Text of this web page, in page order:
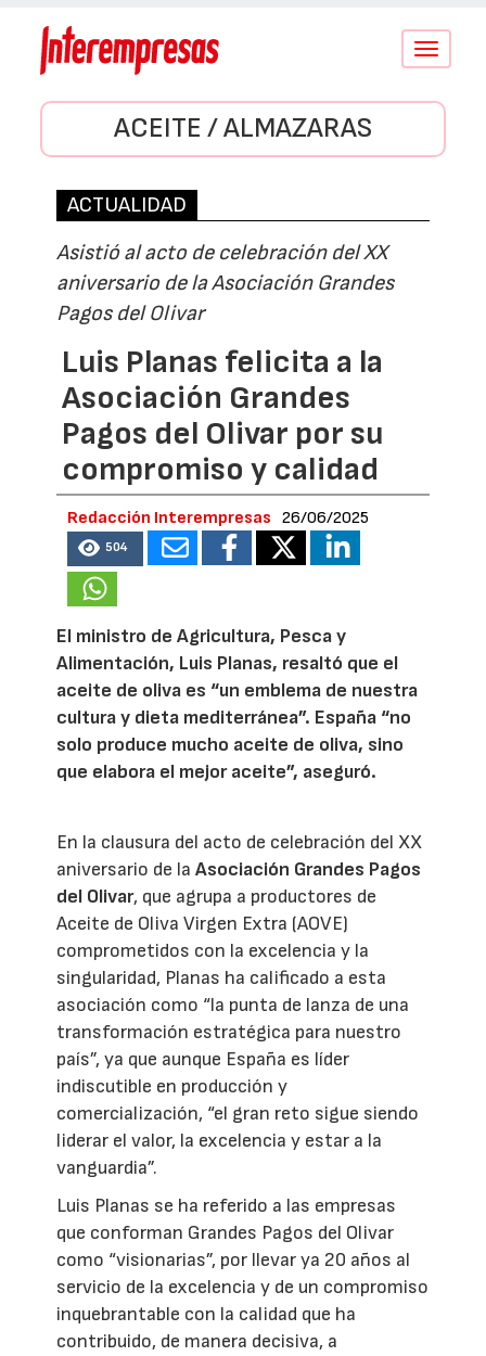
Conmutar
ACEITE / ALMAZARAS
ACTUALIDAD
Asistió al acto de celebración del XX
aniversario de la Asociación Grandes
Pagos del Olivar
Luis Planas felicita a la
Asociación Grandes
Pagos del Olivar por su
compromiso y calidad
Redacción Interempresas 26/06/2025
504
El ministro de Agricultura, Pesca y
Alimentación, Luis Planas, resaltó que el
aceite de oliva es “un emblema de nuestra
cultura y dieta mediterránea”. España “no
solo produce mucho aceite de oliva, sino
que elabora el mejor aceite”, aseguró.
En la clausura del acto de celebración del XX
aniversario de laAsociación Grandes Pagos
del Olivar, que agrupa a productores de
Aceite de Oliva Virgen Extra (AOVE)
comprometidos con la excelencia y la
singularidad, Planas ha calificado a esta
asociación como “la punta de lanza de una
transformación estratégica para nuestro
país”, ya que aunque España es líder
indiscutible en producción y
comercialización, “el gran reto sigue siendo
liderar el valor, la excelencia y estar a la
vanguardia”.
Luis Planas se ha referido a las empresas
que conforman Grandes Pagos del Olivar
como “visionarias”, por llevar ya 20 años al
servicio de la excelencia y de un compromiso
inquebrantable con la calidad que ha
contribuido, de manera decisiva, a